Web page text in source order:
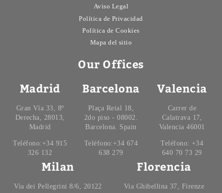
Aviso Legal
Política de Privacidad
Política de Cookies
Mapa del sitio
Our Offices
Madrid
Gran Vía 33, 8º
Derecha, 28013,
Madrid
Teléfono:+34 915
326 132
Barcelona
Plaça Reial 18,
2do piso - 08002.
Barcelona. Spain
Teléfono:+34 674
638 279
Valencia
Carrer de
Calatrava 17,
Valencia 46001
Teléfono: +34
640 70 73 29
Milan
Via dei Pellegrini 8/6, 20122
Florencia
Via Ghibellina 37, Firenze